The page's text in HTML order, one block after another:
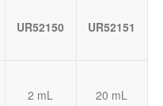
UR52150 UR52151
2 mL 20 mL